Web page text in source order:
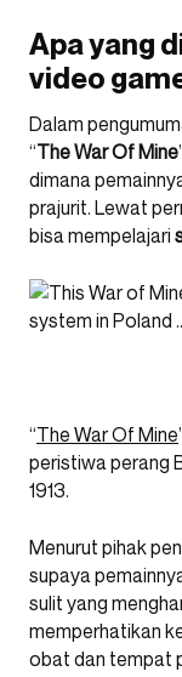
Apa yang
video
Dalam
“The War Of Mine
dimana
prajurit. Lewat
bisa mempelajari
“The War Of Mine
peristiwa perang
1913.
Menurut pihak
supaya
sulit yang
memperhatikan
obat dan tempat